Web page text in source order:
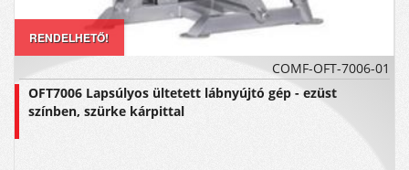
RENDELHETŐ!
COMF-OFT-7006-01
OFT7006 Lapsúlyos ültetett lábnyújtó gép - ezüst
színben, szürke kárpittal